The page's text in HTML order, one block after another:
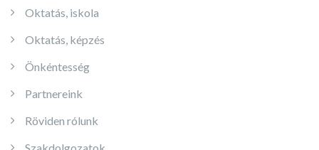
Oktatás, iskola
Oktatás, képzés
Önkéntesség
Partnereink
Röviden rólunk